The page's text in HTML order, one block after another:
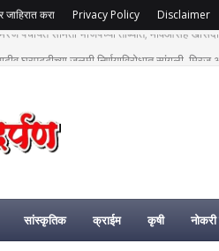
जाहिरात करा Privacy Policy Disclaimer
वाढीव घरपट्टीच्या जुलमी निर्णयाविरोधात सांगली,
सांस्कृतिक क्राईम कृषी